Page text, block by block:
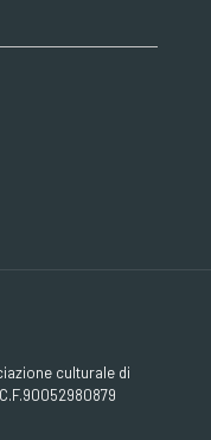
culturale di